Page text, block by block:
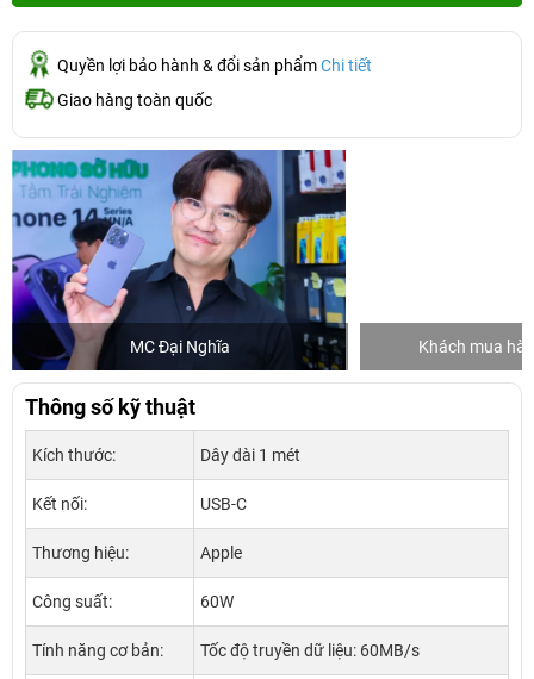
Quyền lợi bảo hành & đổi sản phẩmChi tiết
Giao hàng toàn quốc
MC Đại Nghĩa Khách mua
Thông số kỹ thuật
Kích thước: Dây dài 1 mét
Kết nối: USB-C
Thương hiệu: Apple
Công suất: 60W
Tính năng cơ bản: Tốc độ truyền dữ liệu: 60MB/s